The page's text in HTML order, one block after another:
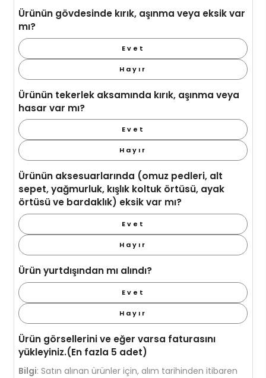
Ürünün gövdesinde kırık, aşınma veya eksik var
mı?
Evet
Hayır
Ürünün tekerlek aksamında kırık, aşınma veya
hasar var mı?
Evet
Hayır
Ürünün aksesuarlarında (omuz pedleri, alt
sepet, yağmurluk, kışlık koltuk örtüsü, ayak
örtüsü ve bardaklık) eksik var mı?
Evet
Hayır
Ürün yurtdışından mı alındı?
Evet
Hayır
Ürün görsellerini ve eğer varsa faturasını
yükleyiniz.(En fazla 5 adet)
Bilgi: Satın alınan ürünler için, alım tarihinden itibaren